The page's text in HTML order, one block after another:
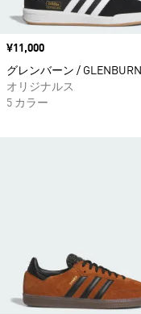
価格
¥11,000
グレンバーン / GLENBURN
オリジナルス
5 カラー